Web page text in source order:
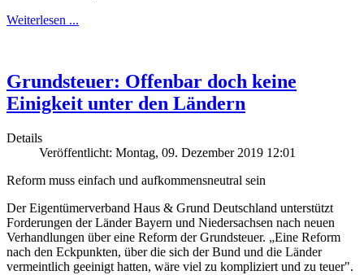
Weiterlesen ...
Grundsteuer: Offenbar doch keine
Einigkeit unter den Ländern
Details
Veröffentlicht: Montag, 09. Dezember 2019 12:01
Reform muss einfach und aufkommensneutral sein
Der Eigentümerverband Haus & Grund Deutschland unterstützt
Forderungen der Länder Bayern und Niedersachsen nach neuen
Verhandlungen über eine Reform der Grundsteuer. „Eine Reform
nach den Eckpunkten, über die sich der Bund und die Länder
vermeintlich geeinigt hatten, wäre viel zu kompliziert und zu teuer".